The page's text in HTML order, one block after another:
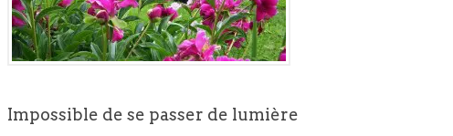
Impossible de se passer de lumière